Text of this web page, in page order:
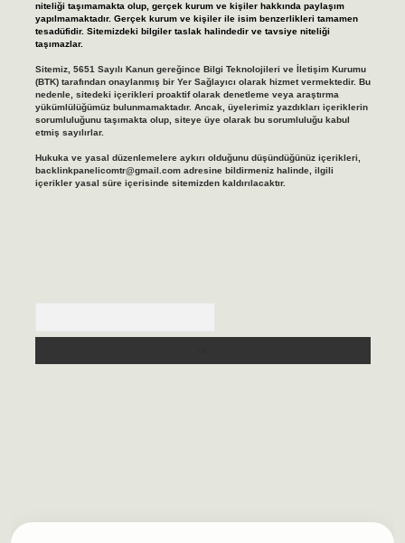
niteliği taşımamakta olup, gerçek kurum ve kişiler hakkında paylaşım
yapılmamaktadır. Gerçek kurum ve kişiler ile isim benzerlikleri tamamen
tesadüfidir. Sitemizdeki bilgiler taslak halindedir ve tavsiye niteliği
taşımazlar.
Sitemiz, 5651 Sayılı Kanun gereğince Bilgi Teknolojileri ve İletişim Kurumu
(BTK) tarafından onaylanmış bir Yer Sağlayıcı olarak hizmet vermektedir. Bu
nedenle, sitedeki içerikleri proaktif olarak denetleme veya araştırma
yükümlülüğümüz bulunmamaktadır. Ancak, üyelerimiz yazdıkları içeriklerin
sorumluluğunu taşımakta olup, siteye üye olarak bu sorumluluğu kabul
etmiş sayılırlar.
Hukuka ve yasal düzenlemelere aykırı olduğunu düşündüğünüz içerikleri,
backlinkpanelicomtr@gmail.comadresine bildirmeniz halinde, ilgili
içerikler yasal süre içerisinde sitemizden kaldırılacaktır.